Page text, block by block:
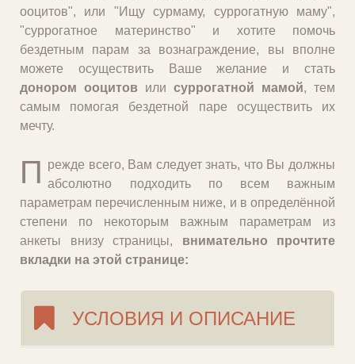
ооцитов", или "Ищу сурмаму, суррогатную маму",
"суррогатное материнство" и хотите помочь
бездетным парам за вознаграждение, вы вполне
можете осуществить Ваше желание и стать
донором ооцитов или суррогатной мамой, тем
самым помогая бездетной паре осуществить их
мечту.
П режде всего, Вам следует знать, что Вы должны
абсолютно подходить по всем важным
параметрам перечисленным ниже, и в определённой
степени по некоторым важным параметрам из
анкеты внизу страницы, внимательно прочтите
вкладки на этой странице:
УСЛОВИЯ И ОПИСАНИЕ